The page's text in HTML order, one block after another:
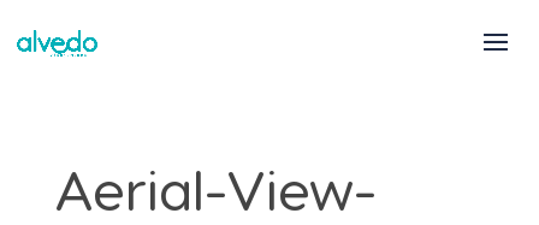
Aerial-View-